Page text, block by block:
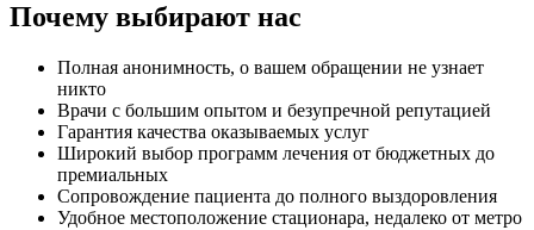
Почему выбирают нас
Полная анонимность, о вашем обращении не узнает
никто
Врачи с большим опытом и безупречной репутацией
Гарантия качества оказываемых услуг
Широкий выбор программ лечения от бюджетных до
премиальных
Сопровождение пациента до полного выздоровления
Удобное местоположение стационара, недалеко от метро